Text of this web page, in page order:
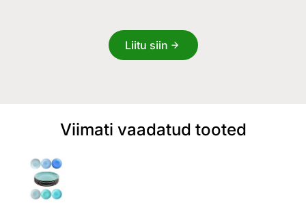
Liitu siin
Viimati vaadatud tooted